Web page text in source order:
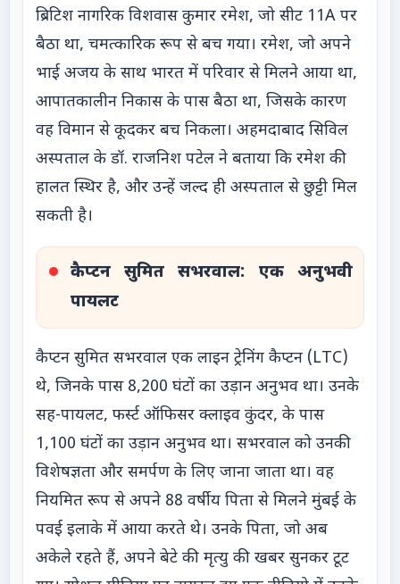
ब्रिटिश नागरिक विशवास कुमार रमेश, जो सीट 11A पर
बैठा था, चमत्कारिक रूप से बच गया। रमेश, जो अपने
भाई अजय के साथ भारत में परिवार से मिलने आया था,
आपातकालीन निकास के पास बैठा था, जिसके कारण
वह विमान से कूदकर बच निकला। अहमदाबाद सिविल
अस्पताल के डॉ. राजनिश पटेल ने बताया कि रमेश की
हालत स्थिर है, और उन्हें जल्द ही अस्पताल से छुट्टी मिल
सकती है।
कैप्टन सुमित सभरवाल: एक अनुभवी
पायलट
कैप्टन सुमित सभरवाल एक लाइन ट्रेनिंग कैप्टन (LTC)
थे, जिनके पास 8,200 घंटों का उड़ान अनुभव था। उनके
सह-पायलट, फर्स्ट ऑफिसर क्लाइव कुंदर, के पास
1,100 घंटों का उड़ान अनुभव था। सभरवाल को उनकी
विशेषज्ञता और समर्पण के लिए जाना जाता था। वह
नियमित रूप से अपने 88 वर्षीय पिता से मिलने मुंबई के
पवई इलाके में आया करते थे। उनके पिता, जो अब
अकेले रहते हैं, अपने बेटे की मृत्यु की खबर सुनकर टूट